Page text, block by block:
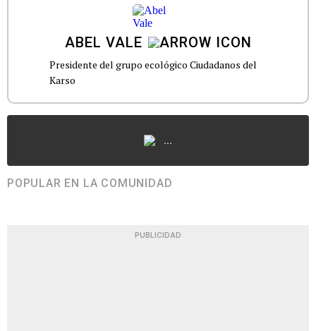
ABEL VALE
Presidente del grupo ecológico Ciudadanos del
Karso
...
POPULAR EN LA COMUNIDAD
PUBLICIDAD